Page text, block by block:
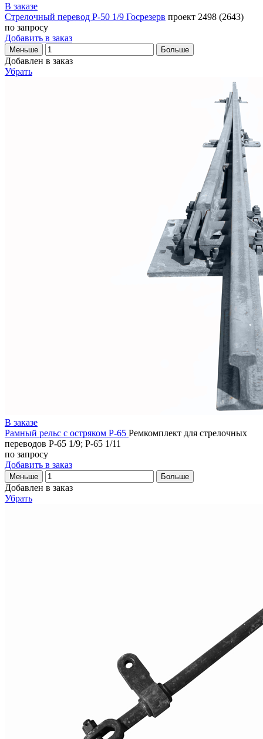
В заказе
Стрелочный перевод Р-50 1/9 Госрезерв проект 2498 (2643)
по запросу
Добавить в заказ
Меньше Больше
Добавлен в заказ
Убрать
В заказе
Рамный рельс с остряком Р-65 Ремкомплект для стрелочных
переводов Р-65 1/9; Р-65 1/11
по запросу
Добавить в заказ
Меньше Больше
Добавлен в заказ
Убрать